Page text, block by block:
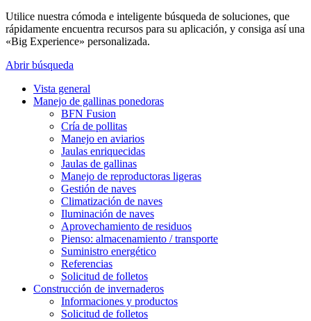
Utilice nuestra cómoda e inteligente búsqueda de soluciones, que
rápidamente encuentra recursos para su aplicación, y consiga así una
«Big Experience» personalizada.
Abrir búsqueda
Vista general
Manejo de gallinas ponedoras
BFN Fusion
Cría de pollitas
Manejo en aviarios
Jaulas enriquecidas
Jaulas de gallinas
Manejo de reproductoras ligeras
Gestión de naves
Climatización de naves
Iluminación de naves
Aprovechamiento de residuos
Pienso: almacenamiento / transporte
Suministro energético
Referencias
Solicitud de folletos
Construcción de invernaderos
Informaciones y productos
Solicitud de folletos